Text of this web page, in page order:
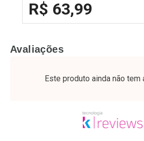
R$ 63,99
Avaliações
Este produto ainda não tem